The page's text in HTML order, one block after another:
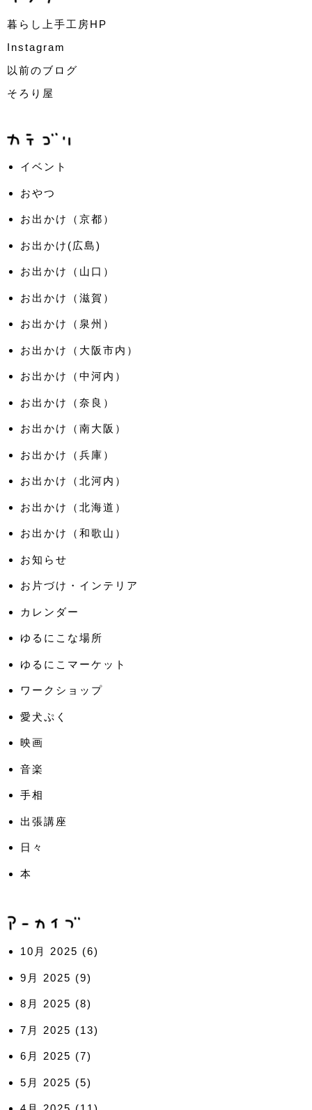
暮らし上手工房HP
Instagram
以前のブログ
そろり屋
イベント
おやつ
お出かけ（京都）
お出かけ(広島)
お出かけ（山口）
お出かけ（滋賀）
お出かけ（泉州）
お出かけ（大阪市内）
お出かけ（中河内）
お出かけ（奈良）
お出かけ（南大阪）
お出かけ（兵庫）
お出かけ（北河内）
お出かけ（北海道）
お出かけ（和歌山）
お知らせ
お片づけ・インテリア
カレンダー
ゆるにこな場所
ゆるにこマーケット
ワークショップ
愛犬ぷく
映画
音楽
手相
出張講座
日々
本
10月 2025 (6)
9月 2025 (9)
8月 2025 (8)
7月 2025 (13)
6月 2025 (7)
5月 2025 (5)